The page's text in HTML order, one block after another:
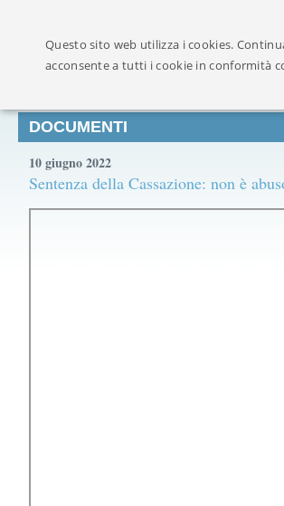
DOCUMENTI
10 giugno 2022
Sentenza della Cassazione: non è
Questo sito web utilizza i cookies.
acconsente a tutti i cookie in conformità